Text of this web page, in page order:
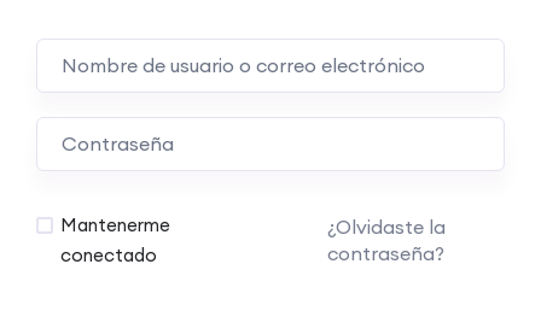
Mantenerme
conectado
¿Olvidaste la
contraseña?